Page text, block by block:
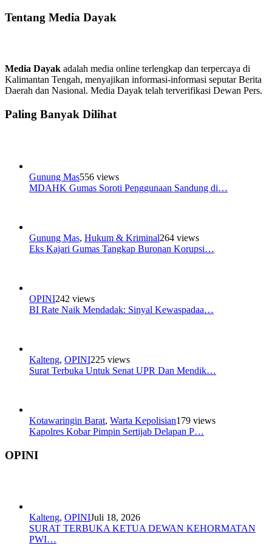
Tentang Media Dayak
Media Dayak adalah media online terlengkap dan terpercaya di
Kalimantan Tengah, menyajikan informasi-informasi seputar Berita
Daerah dan Nasional. Media Dayak telah terverifikasi Dewan Pers.
Paling Banyak Dilihat
Gunung Mas556 views
MDAHK Gumas Soroti Penggunaan Sandung di…
Gunung Mas, Hukum & Kriminal264 views
Eks Kajari Gumas Tangkap Buronan Korupsi…
OPINI242 views
BI Rate Naik Mendadak: Sinyal Kewaspadaa…
Kalteng, OPINI225 views
Surat Terbuka Untuk Senat UPR Dan Mendik…
Kotawaringin Barat, Warta Kepolisian179 views
Kapolres Kobar Pimpin Sertijab Delapan P…
OPINI
Kalteng, OPINIJuli 18, 2026
SURAT TERBUKA KETUA DEWAN KEHORMATAN
PWI…